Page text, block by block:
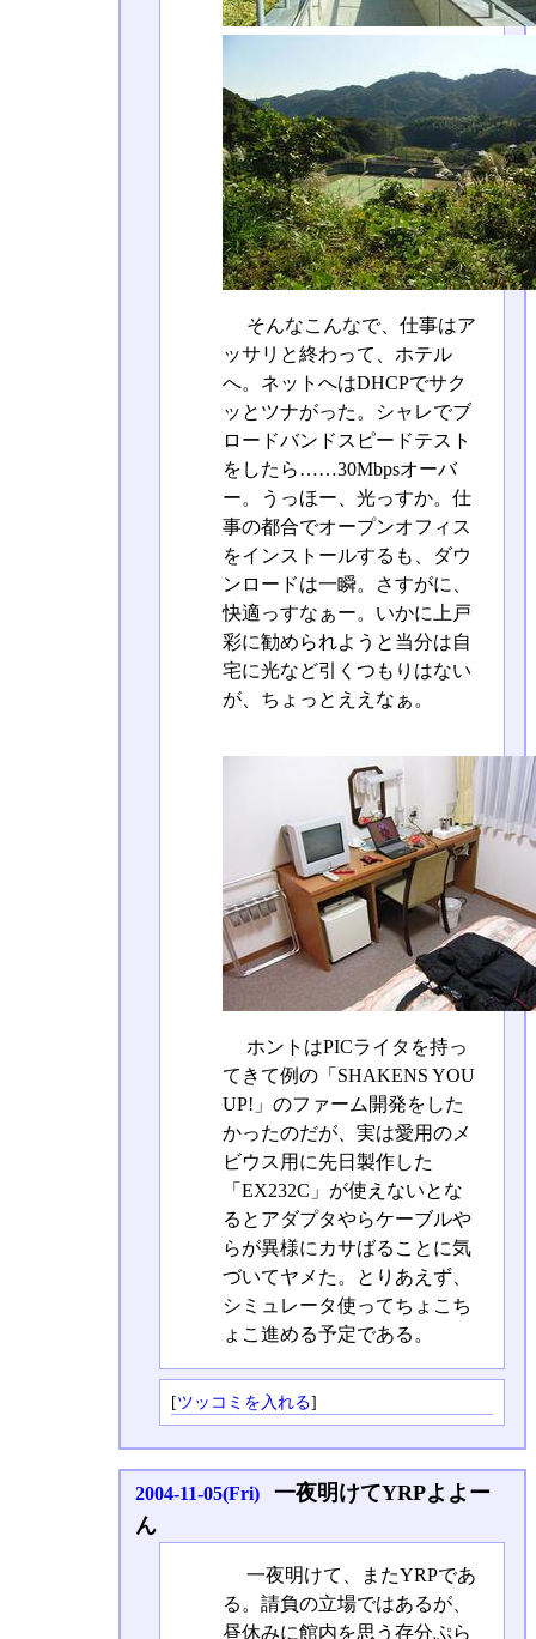
そんなこんなで、仕事はア
ッサリと終わって、ホテル
へ。ネットへはDHCPでサク
ッとツナがった。シャレでブ
ロードバンドスピードテスト
をしたら……30Mbpsオーバ
ー。うっほー、光っすか。仕
事の都合でオープンオフィス
をインストールするも、ダウ
ンロードは一瞬。さすがに、
快適っすなぁー。いかに上戸
彩に勧められようと当分は自
宅に光など引くつもりはない
が、ちょっとええなぁ。
ホントはPICライタを持っ
てきて例の「SHAKENS YOU
UP!」のファーム開発をした
かったのだが、実は愛用のメ
ビウス用に先日製作した
「EX232C」が使えないとな
るとアダプタやらケーブルや
らが異様にカサばることに気
づいてヤメた。とりあえず、
シミュレータ使ってちょこち
ょこ進める予定である。
[ツッコミを入れる]
2004-11-05(Fri)
一夜明けてYRPよよー
ん
一夜明けて、またYRPであ
る。請負の立場ではあるが、
昼休みに館内を思う存分ぷら